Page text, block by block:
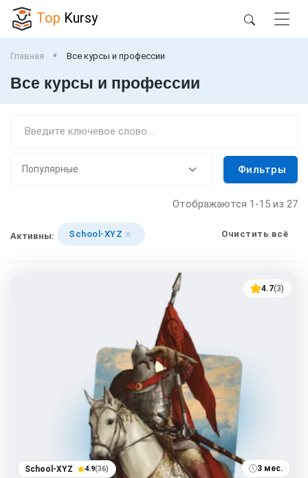
Top Kursy
Главная Все курсы и профессии
Все курсы и профессии
Фильтры
Отображаются 1-15 из 27
Активны: School-XYZ Очистить всё
4.7(3)
School-XYZ 4.9(36) 3 мес.